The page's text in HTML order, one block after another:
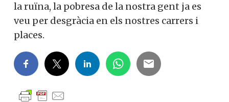
la ruïna, la pobresa de la nostra gent ja es
veu per desgràcia en els nostres carrers i
places.